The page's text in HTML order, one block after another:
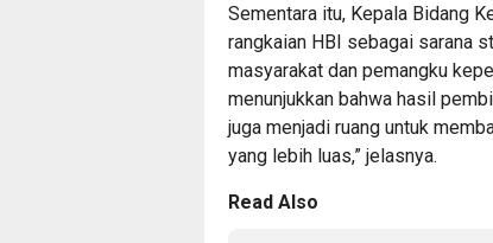
Sementara itu, Kepala Bidang
rangkaian HBI sebagai sarana
masyarakat dan pemangku
menunjukkan bahwa hasil
juga menjadi ruang untuk
yang lebih luas,” jelasnya.
Read Also